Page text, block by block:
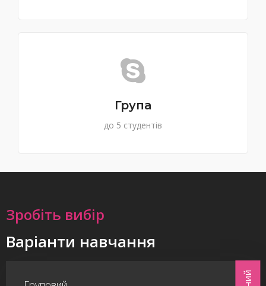
Група
до 5 студентів
Зробіть вибір
Варіанти навчання